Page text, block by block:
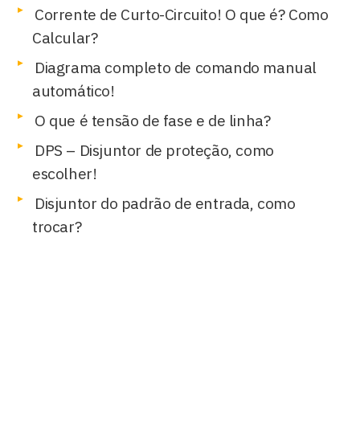
Corrente de Curto-Circuito! O que é? Como
Calcular?
Diagrama completo de comando manual
automático!
O que é tensão de fase e de linha?
DPS – Disjuntor de proteção, como
escolher!
Disjuntor do padrão de entrada, como
trocar?